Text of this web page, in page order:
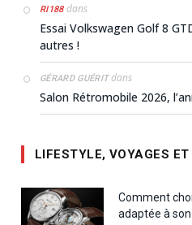
RI188dans
Essai Volkswagen Golf 8
autres !
GÉRARD GUÉRITdans
Salon Rétromobile 2026,
LIFESTYLE, VOYAGES ET
Comment
adaptée à